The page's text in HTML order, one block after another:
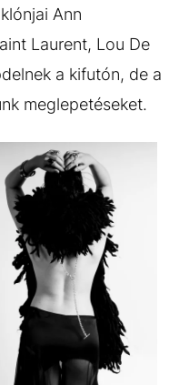
Ann
Laurent, Lou De
a kifutón, de a
meglepetéseket.